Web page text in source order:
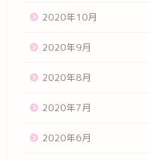
2020年10月
2020年9月
2020年8月
2020年7月
2020年6月